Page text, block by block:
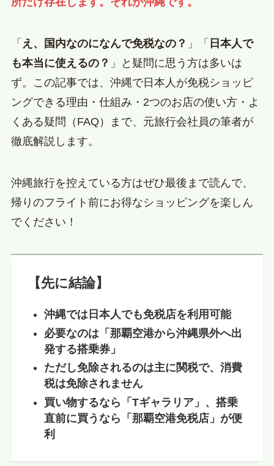
「 え、国内なのになんで免税なの？ 」「 日本人で
も本当に使えるの？ 」と疑問に思う方は多いは
ず。この記事では、沖縄で日本人が免税ショッピ
ングできる理由・仕組み・2つのお店の使い方・よ
くある疑問（FAQ）まで、元旅行会社員の筆者が
徹底解説します。
沖縄旅行を控えている方はぜひ最後まで読んで、
帰りのフライト前にお得なショッピングを楽しん
でください！
【先に結論】
沖縄では日本人でも免税店を利用可能
必要なのは「那覇空港から沖縄県外へ出
発する搭乗券」
ただし免除されるのは主に関税で、消費
税は免除されません
買い物するなら「Tギャラリア」、搭乗
直前に買うなら「那覇空港免税店」が便
利